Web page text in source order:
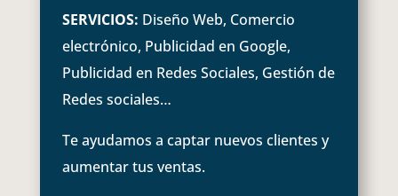
SERVICIOS: Diseño Web, Comercio
electrónico, Publicidad en Google,
Publicidad en Redes Sociales, Gestión de
Redes sociales…
Te ayudamos a captar nuevos clientes y
aumentar tus ventas.